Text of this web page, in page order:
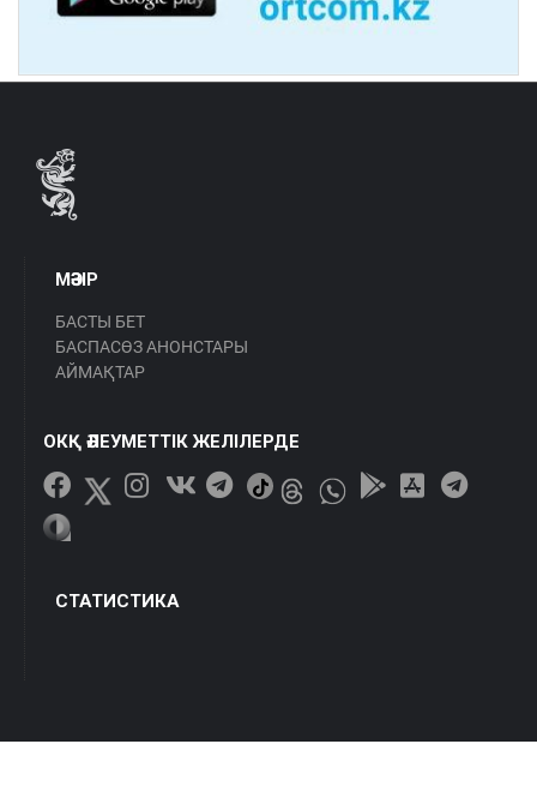
МӘЗІР
БАСТЫ БЕТ
БАСПАСӨЗ АНОНСТАРЫ
АЙМАҚТАР
ОКҚ ӘЛЕУМЕТТІК ЖЕЛІЛЕРДЕ
СТАТИСТИКА